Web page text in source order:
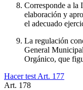
Corresponde a la
elaboración y
el adecuado
La regulación
General
Orgánico, que
Hacer test Art. 177
Art. 178